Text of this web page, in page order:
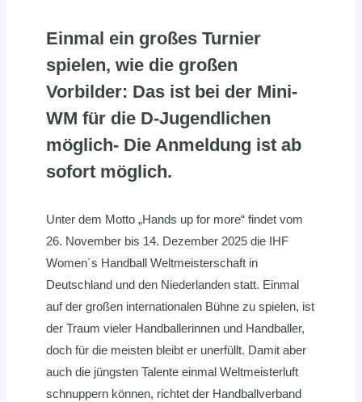
Einmal ein großes Turnier
spielen, wie die großen
Vorbilder: Das ist bei der Mini-
WM für die D-Jugendlichen
möglich- Die Anmeldung ist ab
sofort möglich.
Unter dem Motto „Hands up for more“ findet vom
26. November bis 14. Dezember 2025 die IHF
Women´s Handball Weltmeisterschaft in
Deutschland und den Niederlanden statt. Einmal
auf der großen internationalen Bühne zu spielen, ist
der Traum vieler Handballerinnen und Handballer,
doch für die meisten bleibt er unerfüllt. Damit aber
auch die jüngsten Talente einmal Weltmeisterluft
schnuppern können, richtet der Handballverband